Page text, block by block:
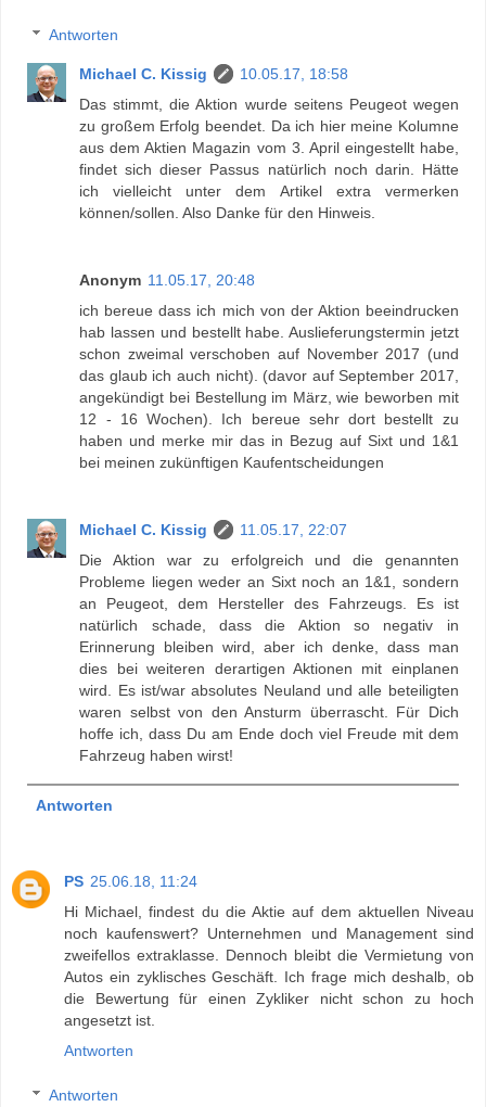
Antworten
Michael C. Kissig
10.05.17, 18:58
Das stimmt, die Aktion wurde seitens Peugeot wegen
zu großem Erfolg beendet. Da ich hier meine Kolumne
aus dem Aktien Magazin vom 3. April eingestellt habe,
findet sich dieser Passus natürlich noch darin. Hätte
ich vielleicht unter dem Artikel extra vermerken
können/sollen. Also Danke für den Hinweis.
Anonym 11.05.17, 20:48
ich bereue dass ich mich von der Aktion beeindrucken
hab lassen und bestellt habe. Auslieferungstermin jetzt
schon zweimal verschoben auf November 2017 (und
das glaub ich auch nicht). (davor auf September 2017,
angekündigt bei Bestellung im März, wie beworben mit
12 - 16 Wochen). Ich bereue sehr dort bestellt zu
haben und merke mir das in Bezug auf Sixt und 1&1
bei meinen zukünftigen Kaufentscheidungen
Michael C. Kissig
11.05.17, 22:07
Die Aktion war zu erfolgreich und die genannten
Probleme liegen weder an Sixt noch an 1&1, sondern
an Peugeot, dem Hersteller des Fahrzeugs. Es ist
natürlich schade, dass die Aktion so negativ in
Erinnerung bleiben wird, aber ich denke, dass man
dies bei weiteren derartigen Aktionen mit einplanen
wird. Es ist/war absolutes Neuland und alle beteiligten
waren selbst von den Ansturm überrascht. Für Dich
hoffe ich, dass Du am Ende doch viel Freude mit dem
Fahrzeug haben wirst!
Antworten
PS 25.06.18, 11:24
Hi Michael, findest du die Aktie auf dem aktuellen Niveau
noch kaufenswert? Unternehmen und Management sind
zweifellos extraklasse. Dennoch bleibt die Vermietung von
Autos ein zyklisches Geschäft. Ich frage mich deshalb, ob
die Bewertung für einen Zykliker nicht schon zu hoch
angesetzt ist.
Antworten
Antworten